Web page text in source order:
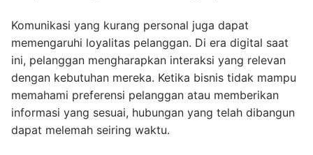
Komunikasi yang kurang personal juga dapat
memengaruhi loyalitas pelanggan. Di era digital saat
ini, pelanggan mengharapkan interaksi yang relevan
dengan kebutuhan mereka. Ketika bisnis tidak mampu
memahami preferensi pelanggan atau memberikan
informasi yang sesuai, hubungan yang telah dibangun
dapat melemah seiring waktu.